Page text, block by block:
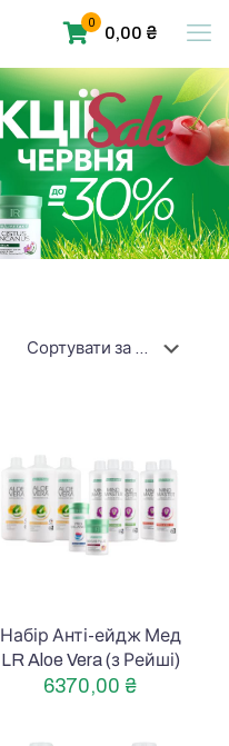
0
0,00 ₴
Набір Анті-ейдж Мед
LR Aloe Vera (з Рейші)
6370,00 ₴